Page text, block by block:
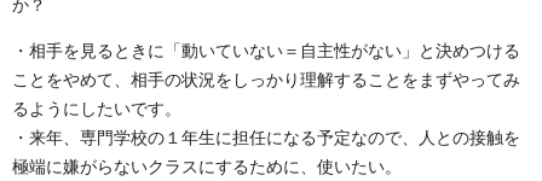
か？
・相手を見るときに「動いていない＝自主性がない」と決めつける
ことをやめて、相手の状況をしっかり理解することをまずやってみ
るようにしたいです。
・来年、専門学校の１年生に担任になる予定なので、人との接触を
極端に嫌がらないクラスにするために、使いたい。